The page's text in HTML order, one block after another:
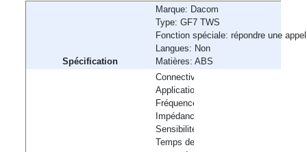
Spécification
Marque: Dacom
Type: GF7 TWS
Fonction spéciale: répondre une
Langues: Non
Matières: ABS
Connectivité: sans fil
Application: Pour iPod,Téléphone
Fréquence de Réponse: 20-20000Hz
Impédance: 16ohms
Sensibilité: 115 dB ± 3dB
Temps de parole: 4 heures